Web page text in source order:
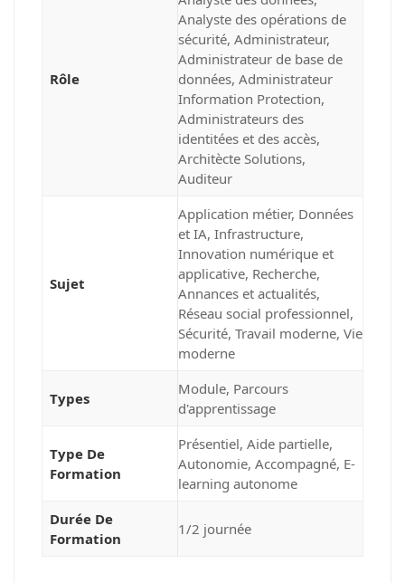
Rôle
Analyste des opérations de
sécurité, Administrateur,
Administrateur de base de
données, Administrateur
Information Protection,
Administrateurs des
identitées et des accès,
Architècte Solutions,
Auditeur
Sujet
Application métier, Données
et IA, Infrastructure,
Innovation numérique et
applicative, Recherche,
Annances et actualités,
Réseau social professionnel,
Sécurité, Travail moderne, Vie
moderne
Types
Module, Parcours
d'apprentissage
Type De
Formation
Présentiel, Aide partielle,
Autonomie, Accompagné, E-
learning autonome
Durée De
Formation
1/2 journée